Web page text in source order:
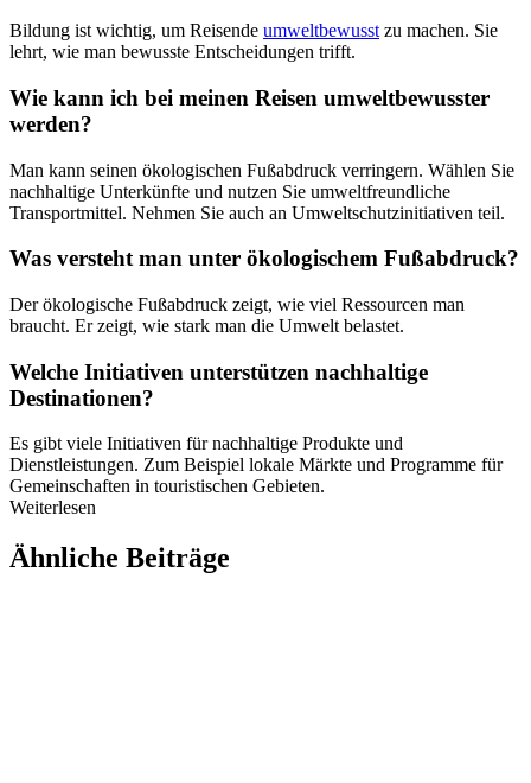
Bildung ist wichtig, um Reisende umweltbewusst zu machen. Sie
lehrt, wie man bewusste Entscheidungen trifft.
Wie kann ich bei meinen Reisen umweltbewusster
werden?
Man kann seinen ökologischen Fußabdruck verringern. Wählen Sie
nachhaltige Unterkünfte und nutzen Sie umweltfreundliche
Transportmittel. Nehmen Sie auch an Umweltschutzinitiativen teil.
Was versteht man unter ökologischem Fußabdruck?
Der ökologische Fußabdruck zeigt, wie viel Ressourcen man
braucht. Er zeigt, wie stark man die Umwelt belastet.
Welche Initiativen unterstützen nachhaltige
Destinationen?
Es gibt viele Initiativen für nachhaltige Produkte und
Dienstleistungen. Zum Beispiel lokale Märkte und Programme für
Gemeinschaften in touristischen Gebieten.
Weiterlesen
Ähnliche Beiträge